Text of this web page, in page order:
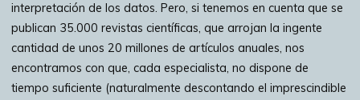
interpretación de los datos. Pero, si tenemos en cuenta que se
publican 35.000 revistas científicas, que arrojan la ingente
cantidad de unos 20 millones de artículos anuales, nos
encontramos con que, cada especialista, no dispone de
tiempo suficiente (naturalmente descontando el imprescindible